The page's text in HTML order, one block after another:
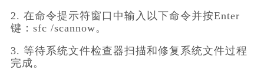
2. 在命令提示符窗口中输入以下命令并按Enter
键：sfc /scannow。
3. 等待系统文件检查器扫描和修复系统文件过程
完成。